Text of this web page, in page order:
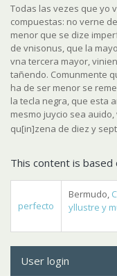
Todas las vezes que yo
compuestas: no verne
menor que se dize
de vnisonus, que la
vna tercera mayor,
tañendo. Comunmente
ha de ser menor se
la tecla negra, que esta
mesmo juycio sea
qu[in]zena de diez y
This content is
perfecto
Bermudo,
yllustre y
User login